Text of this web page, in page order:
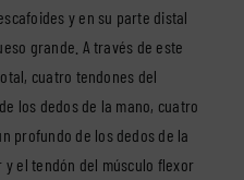
y en su parte distal
grande. A través de este
cuatro tendones del
los dedos de la mano, cuatro
profundo de los dedos de la
el tendón del músculo flexor